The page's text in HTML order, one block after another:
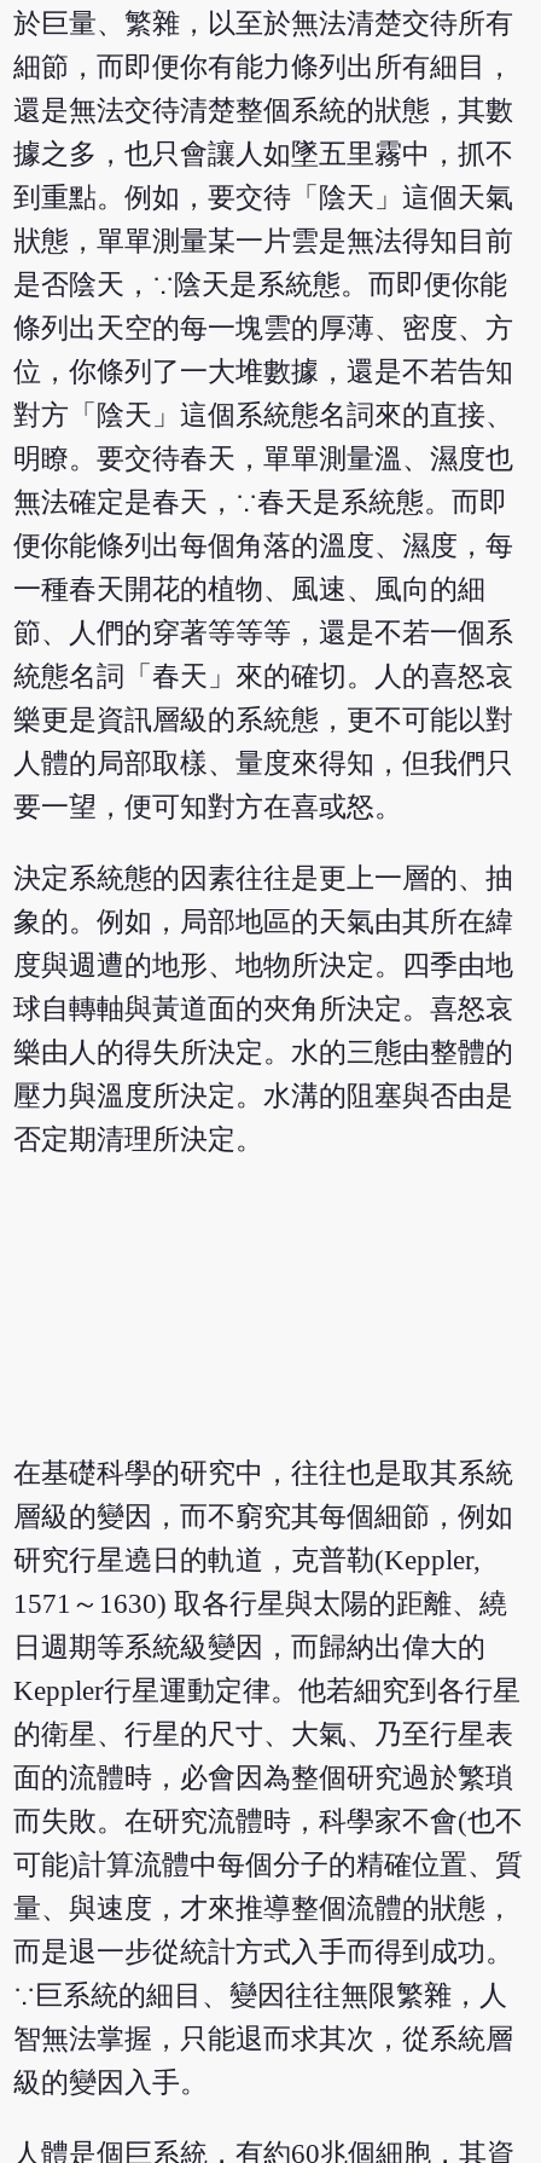
於巨量、繁雜，以至於無法清楚交待所有
細節，而即便你有能力條列出所有細目，
還是無法交待清楚整個系統的狀態，其數
據之多，也只會讓人如墜五里霧中，抓不
到重點。例如，要交待「陰天」這個天氣
狀態，單單測量某一片雲是無法得知目前
是否陰天，∵陰天是系統態。而即便你能
條列出天空的每一塊雲的厚薄、密度、方
位，你條列了一大堆數據，還是不若告知
對方「陰天」這個系統態名詞來的直接、
明瞭。要交待春天，單單測量溫、濕度也
無法確定是春天，∵春天是系統態。而即
便你能條列出每個角落的溫度、濕度，每
一種春天開花的植物、風速、風向的細
節、人們的穿著等等等，還是不若一個系
統態名詞「春天」來的確切。人的喜怒哀
樂更是資訊層級的系統態，更不可能以對
人體的局部取樣、量度來得知，但我們只
要一望，便可知對方在喜或怒。
決定系統態的因素往往是更上一層的、抽
象的。例如，局部地區的天氣由其所在緯
度與週遭的地形、地物所決定。四季由地
球自轉軸與黃道面的夾角所決定。喜怒哀
樂由人的得失所決定。水的三態由整體的
壓力與溫度所決定。水溝的阻塞與否由是
否定期清理所決定。
在基礎科學的研究中，往往也是取其系統
層級的變因，而不窮究其每個細節，例如
研究行星遶日的軌道，克普勒(Keppler,
1571～1630) 取各行星與太陽的距離、繞
日週期等系統級變因，而歸納出偉大的
Keppler行星運動定律。他若細究到各行星
的衛星、行星的尺寸、大氣、乃至行星表
面的流體時，必會因為整個研究過於繁瑣
而失敗。在研究流體時，科學家不會(也不
可能)計算流體中每個分子的精確位置、質
量、與速度，才來推導整個流體的狀態，
而是退一步從統計方式入手而得到成功。
∵巨系統的細目、變因往往無限繁雜，人
智無法掌握，只能退而求其次，從系統層
級的變因入手。
人體是個巨系統，有約60兆個細胞，其資